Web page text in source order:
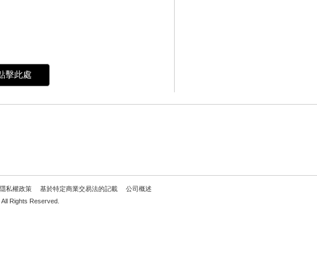
擊此處
隱私權政策 基於特定商業交易法的記載
公司概述
Rights Reserved.